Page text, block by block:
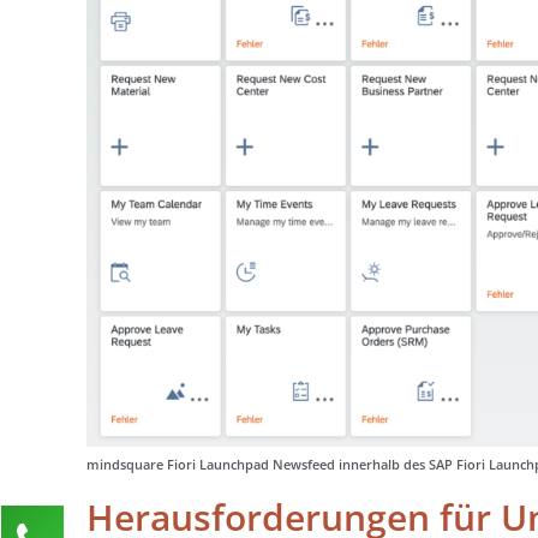
mindsquare Fiori Launchpad Newsfeed innerhalb des SAP Fiori
Herausforderungen für
Kontaktieren Sie uns!